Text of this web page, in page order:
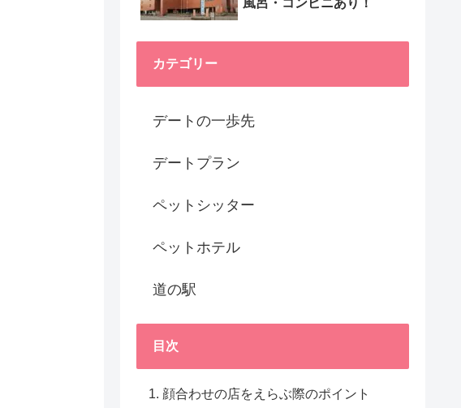
カテゴリー
デートの一歩先
デートプラン
ペットシッター
ペットホテル
道の駅
目次
顔合わせの店をえらぶ際のポイント